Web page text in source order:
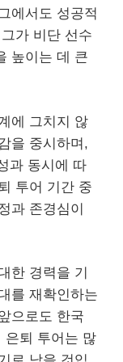
에서도 성공적
가 비단 선수
높이는 데 큰
에 그치지 않
을 중시하며,
과 동시에 따
투어 기간 중
과 존경심이
한 경력을 기
를 재확인하는
으로도 한국
은퇴 투어는 많